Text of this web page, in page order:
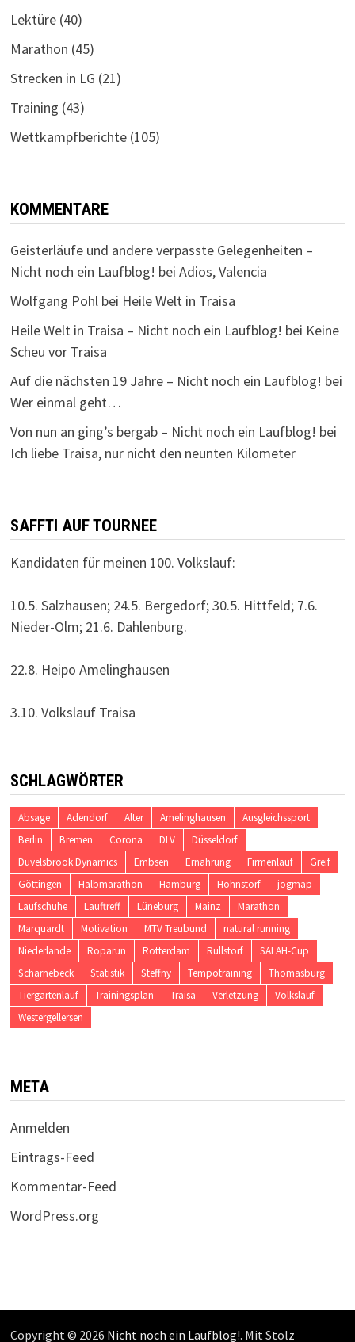
Lektüre(40)
Marathon (45)
Strecken in LG (21)
Training (43)
Wettkampfberichte(105)
KOMMENTARE
Geisterläufe und andere verpasste Gelegenheiten –
Nicht noch ein Laufblog! bei Adios, Valencia
Wolfgang Pohlbei Heile Welt in Traisa
Heile Welt in Traisa – Nicht noch ein Laufblog! bei Keine
Scheu vor Traisa
Auf die nächsten 19 Jahre – Nicht noch ein Laufblog! bei
Wer einmal geht…
Von nun an ging’s bergab – Nicht noch ein Laufblog! bei
Ich liebe Traisa, nur nicht den neunten Kilometer
SAFFTI AUF TOURNEE
Kandidaten für meinen 100. Volkslauf:
10.5. Salzhausen; 24.5. Bergedorf; 30.5. Hittfeld; 7.6.
Nieder-Olm; 21.6. Dahlenburg.
22.8. Heipo Amelinghausen
3.10. Volkslauf Traisa
SCHLAGWÖRTER
Absage Adendorf Alter Amelinghausen
Ausgleichssport
Berlin
Bremen Corona DLV
Düsseldorf
Düvelsbrook Dynamics
Embsen Ernährung Firmenlauf
Greif
Göttingen
Halbmarathon Hamburg Hohnstorf
jogmap
Laufschuhe
Lauftreff Lüneburg Mainz
Marathon
Marquardt
Motivation MTV Treubund
natural running
Niederlande
Roparun Rotterdam Rullstorf
SALAH-Cup
Scharnebeck
Statistik Steffny Tempotraining
Thomasburg
Tiergartenlauf
Trainingsplan Traisa Verletzung
Volkslauf
Westergellersen
META
Anmelden
Eintrags-Feed
Kommentar-Feed
WordPress.org
Copyright © 2026 Nicht noch ein Laufblog!. Mit Stolz